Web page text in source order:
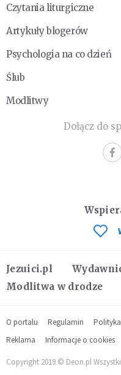
Czytania liturgiczne
Artykuły blogerów
Psychologia na co dzień
Ślub
Modlitwy
Dołącz do
Jezuici.pl
Modlitwa w drodze
O portalu Regulamin
Reklama
Informacje o cookies
Copyright 2019 © Deon.pl